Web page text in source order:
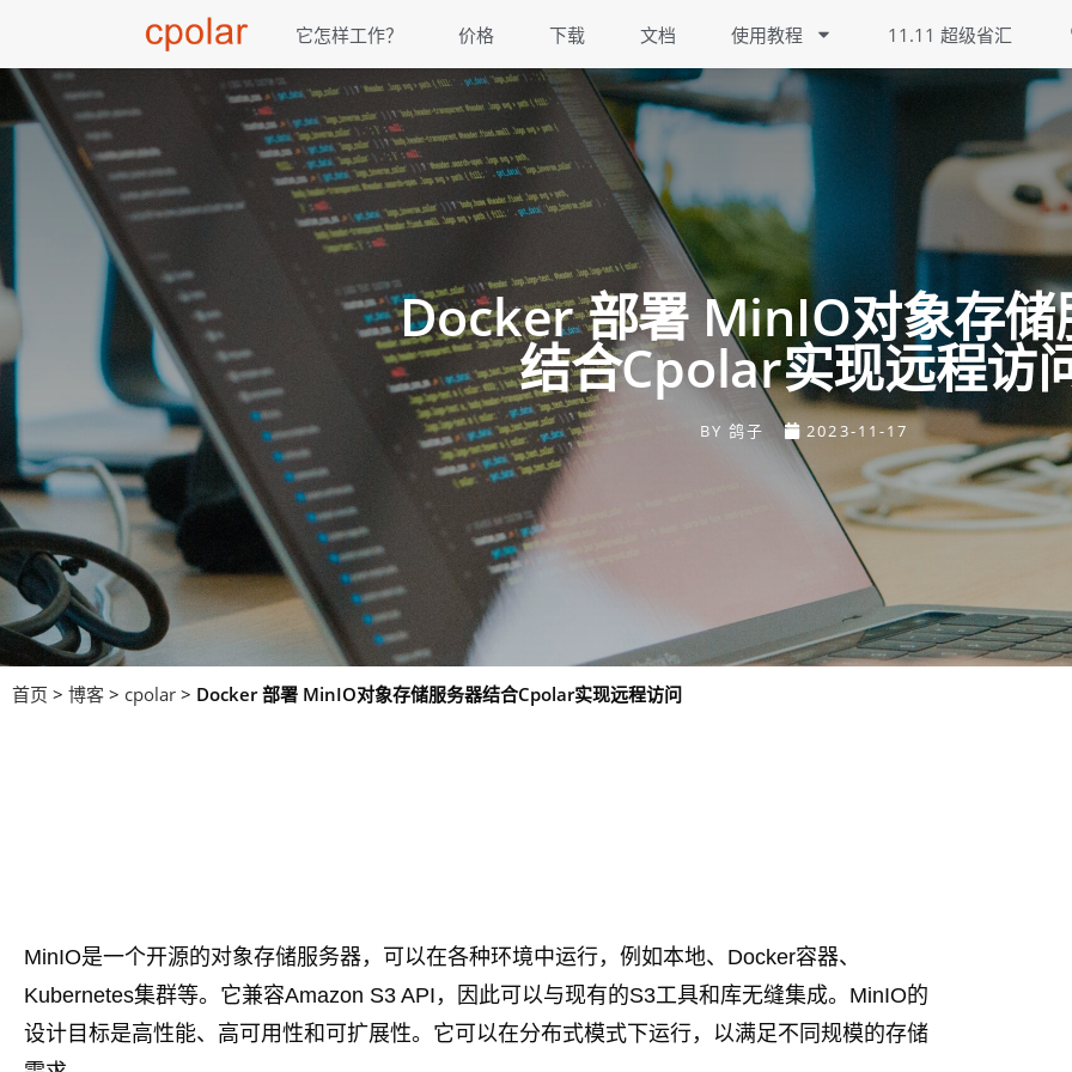
它怎样工作？ 价格 下载 文档 使用教程 11.11 超级省汇
Docker 部署 MinIO对象存储
结合Cpolar实现远程访
BY 鸽子 2023-11-17
首页 > 博客 > cpolar > Docker 部署 MinIO对象存储服务器结合Cpolar实现远程访问
MinIO是一个开源的对象存储服务器，可以在各种环境中运行，例如本地、Docker容器、
Kubernetes集群等。它兼容Amazon S3 API，因此可以与现有的S3工具和库无缝集成。MinIO的
设计目标是高性能、高可用性和可扩展性。它可以在分布式模式下运行，以满足不同规模的存储